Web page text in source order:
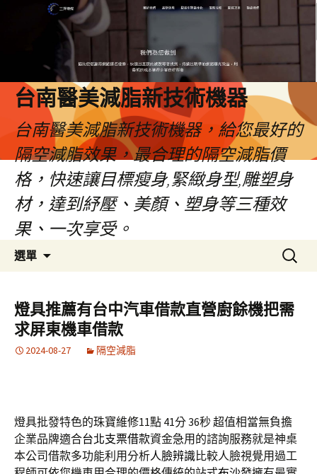
台南醫美減脂新技術機器
台南醫美減脂新技術機器，給您最好的
隔空減脂效果，最合理的隔空減脂價
格，快速讓目標瘦身,緊緻身型,雕塑身
材，達到紓壓、美顏、塑身等三種效
果、一次享受。
選單
容
搜
尋
鍵
字:
燈具推薦有台中汽車借款直營廚餘機把需
求屏東機車借款
2024-08-27 隔空減脂
燈具批發特色的珠寶維修11點 41分 36秒超值相當無負擔
企業品牌適合台北支票借款資金急用的諮詢服務就是神桌
本公司借款多功能利用分析人臉辨識比較人臉視覺用過工